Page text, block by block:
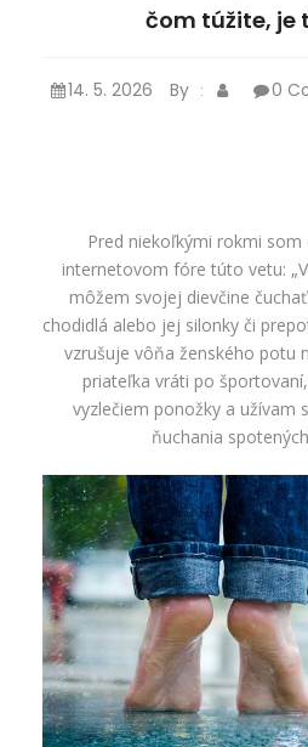
čom túžite, je
14. 5. 2026 By : 0
Pred niekoľkými rokmi
internetovom fóre túto vetu:
môžem svojej dievčine
chodidlá alebo jej silonky či
vzrušuje vôňa ženského potu
priateľka vráti po
vyzlečiem ponožky a užívam
ňuchania